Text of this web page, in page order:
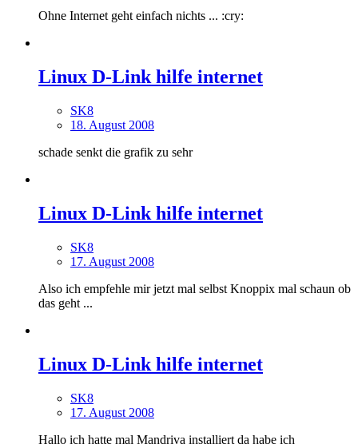
Ohne Internet geht einfach nichts ... :cry:
Linux D-Link hilfe internet
SK8
18. August 2008
schade senkt die grafik zu sehr
Linux D-Link hilfe internet
SK8
17. August 2008
Also ich empfehle mir jetzt mal selbst Knoppix mal schaun ob
das geht ...
Linux D-Link hilfe internet
SK8
17. August 2008
Hallo ich hatte mal Mandriva installiert da habe ich